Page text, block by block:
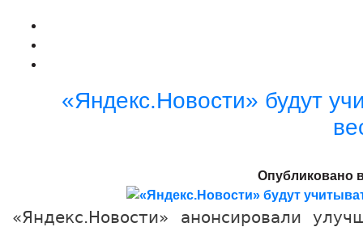
«Яндекс.Новости» будут
Опубликовано
«Яндекс.Новости» анонсировали